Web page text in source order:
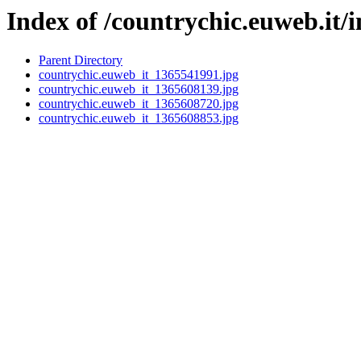
Index of /countrychic.euweb.it/
Parent Directory
countrychic.euweb_it_1365541991.jpg
countrychic.euweb_it_1365608139.jpg
countrychic.euweb_it_1365608720.jpg
countrychic.euweb_it_1365608853.jpg